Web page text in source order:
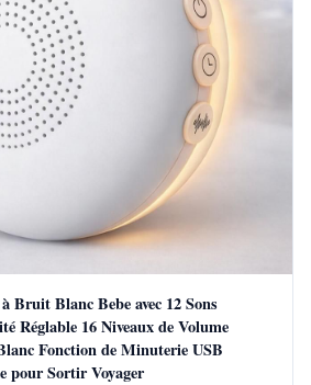
Bruit Blanc Bebe avec 12 Sons
Réglable 16 Niveaux de Volume
Fonction de Minuterie USB
pour Sortir Voyager